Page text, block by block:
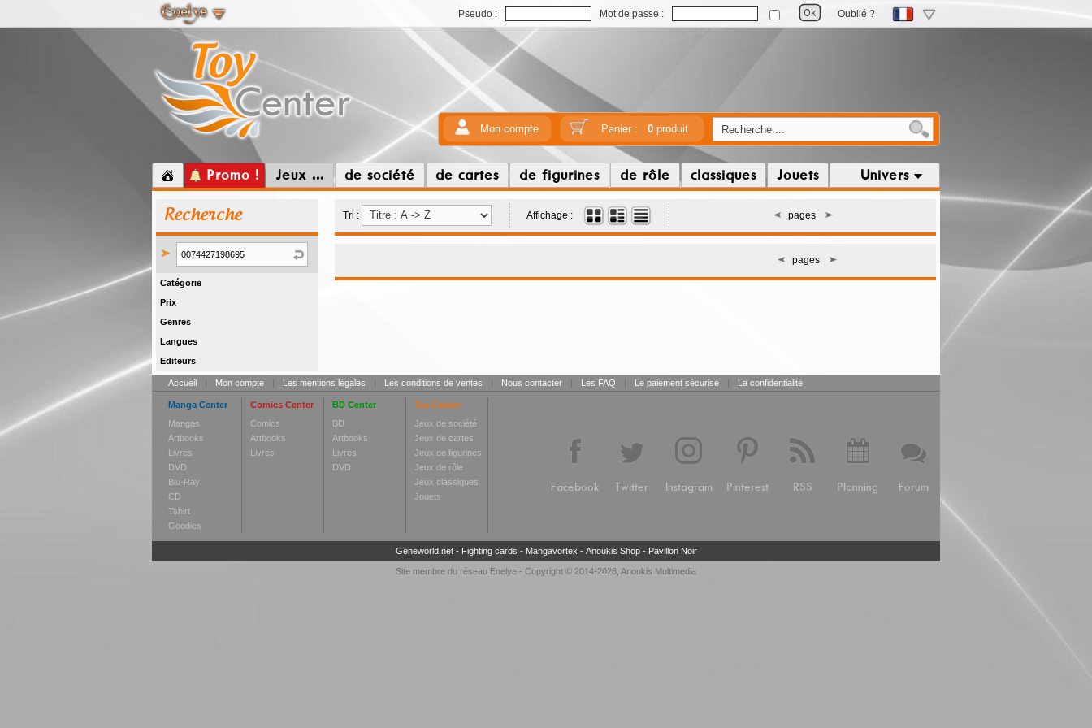
Pseudo : Mot de passe : Oublié ?
Mon compte Panier : 0produit
Promo ! Jeux ... de société de cartes de figurines de rôle classiques Jouets Univers
Recherche
Catégorie
Prix
Genres
Langues
Editeurs
Tri : Affichage : pages
pages
Accueil | Mon compte | Les mentions légales | Les conditions de ventes | Nous contacter | Les FAQ | Le paiement sécurisé | La confidentialité
Manga Center
Mangas
Artbooks
Livres
DVD
Blu-Ray
CD
Tshirt
Goodies
Comics Center
Comics
Artbooks
Livres
BD Center
BD
Artbooks
Livres
DVD
Toy Center
Jeux de société
Jeux de cartes
Jeux de figurines
Jeux de rôle
Jeux classiques
Jouets
Facebook Twitter Instagram Pinterest RSS Planning Forum
Geneworld.net- Fighting cards - Mangavortex - Anoukis Shop- Pavillon Noir
Site membre du réseau Enelye - Copyright © 2014-2026, Anoukis Multimedia